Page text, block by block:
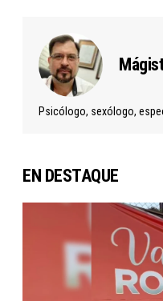
Psicólogo, sexólogo,
EN DESTAQUE